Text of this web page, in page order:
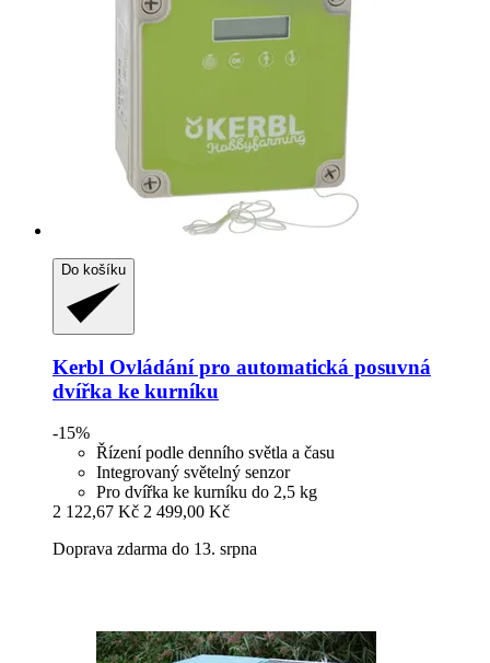
Do košíku
Kerbl Ovládání pro automatická posuvná
dvířka ke kurníku
-15%
Řízení podle denního světla a času
Integrovaný světelný senzor
Pro dvířka ke kurníku do 2,5 kg
2 122,67 Kč 2 499,00 Kč
Doprava zdarma do 13. srpna